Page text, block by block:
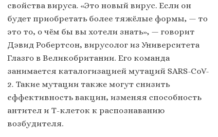
свойства вируса. «Это новый вирус. Если он
будет приобретать более тяжёлые формы, — то
это то, о чём бы вы хотели знать», — говорит
Дэвид Робертсон, вирусолог из Университета
Глазго в Великобритании. Его команда
занимается каталогизацией мутаций SARS-CoV-
2. Такие мутации также могут снизить
єффективность вакцин, изменяя способность
антител и Т-клеток к распознаванию
возбудителя.